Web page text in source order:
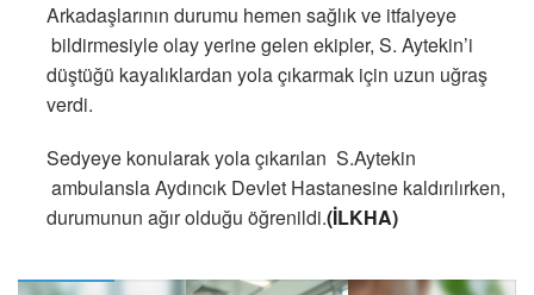
Arkadaşlarının durumu hemen sağlık ve itfaiyeye
bildirmesiyle olay yerine gelen ekipler, S. Aytekin’i
düştüğü kayalıklardan yola çıkarmak için uzun uğraş
verdi.
Sedyeye konularak yola çıkarılan S.Aytekin
ambulansla Aydıncık Devlet Hastanesine kaldırılırken,
durumunun ağır olduğu öğrenildi.(İLKHA)